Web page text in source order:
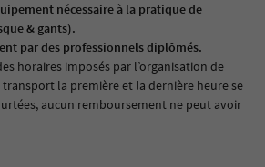
nécessaire à la pratique de
& gants).
par des professionnels diplômés.
horaires imposés par l’organisation de
transport la première et la dernière heure se
aucun remboursement ne peut avoir